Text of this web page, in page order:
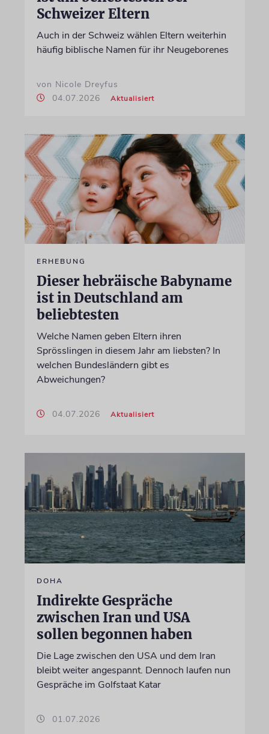
Schweizer Eltern
Auch in der Schweiz wählen Eltern weiterhin
häufig biblische Namen für ihr Neugeborenes
von Nicole Dreyfus
04.07.2026
Aktualisiert
ERHEBUNG
Dieser hebräische Babyname
ist in Deutschland am
beliebtesten
Welche Namen geben Eltern ihren
Sprösslingen in diesem Jahr am liebsten? In
welchen Bundesländern gibt es
Abweichungen?
04.07.2026 Aktualisiert
DOHA
Indirekte Gespräche
zwischen Iran und USA
sollen begonnen haben
Die Lage zwischen den USA und dem Iran
bleibt weiter angespannt. Dennoch laufen nun
Gespräche im Golfstaat Katar
01.07.2026